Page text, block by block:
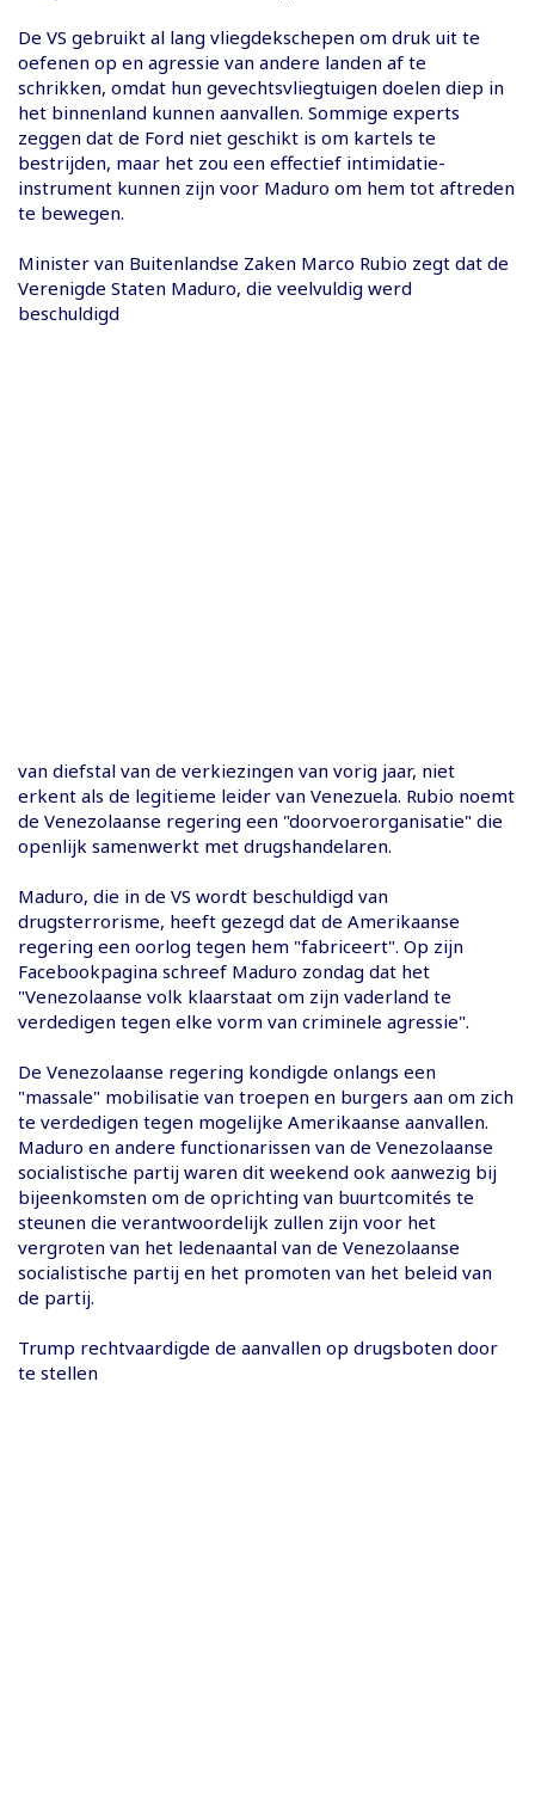
De VS gebruikt al lang vliegdekschepen om druk uit te
oefenen op en agressie van andere landen af ​​te
schrikken, omdat hun gevechtsvliegtuigen doelen diep in
het binnenland kunnen aanvallen. Sommige experts
zeggen dat de Ford niet geschikt is om kartels te
bestrijden, maar het zou een effectief intimidatie-
instrument kunnen zijn voor Maduro om hem tot aftreden
te bewegen.
Minister van Buitenlandse Zaken Marco Rubio zegt dat de
Verenigde Staten Maduro, die veelvuldig werd
beschuldigd
van diefstal van de verkiezingen van vorig jaar, niet
erkent als de legitieme leider van Venezuela. Rubio noemt
de Venezolaanse regering een "doorvoerorganisatie" die
openlijk samenwerkt met drugshandelaren.
Maduro, die in de VS wordt beschuldigd van
drugsterrorisme, heeft gezegd dat de Amerikaanse
regering een oorlog tegen hem "fabriceert". Op zijn
Facebookpagina schreef Maduro zondag dat het
"Venezolaanse volk klaarstaat om zijn vaderland te
verdedigen tegen elke vorm van criminele agressie".
De Venezolaanse regering kondigde onlangs een
"massale" mobilisatie van troepen en burgers aan om zich
te verdedigen tegen mogelijke Amerikaanse aanvallen.
Maduro en andere functionarissen van de Venezolaanse
socialistische partij waren dit weekend ook aanwezig bij
bijeenkomsten om de oprichting van buurtcomités te
steunen die verantwoordelijk zullen zijn voor het
vergroten van het ledenaantal van de Venezolaanse
socialistische partij en het promoten van het beleid van
de partij.
Trump rechtvaardigde de aanvallen op drugsboten door
te stellen